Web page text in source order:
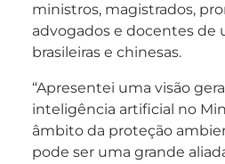
ministros, magistrados,
advogados e docentes de
brasileiras e chinesas.
“Apresentei uma visão
inteligência artificial no
âmbito da proteção
pode ser uma grande